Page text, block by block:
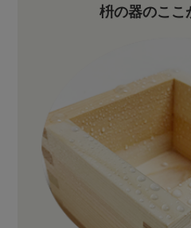
枡の器のここ